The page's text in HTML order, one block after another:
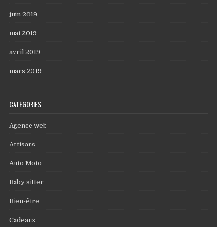
juin 2019
mai 2019
avril 2019
mars 2019
CATÉGORIES
Agence web
Artisans
Auto Moto
Baby sitter
Bien-être
Cadeaux